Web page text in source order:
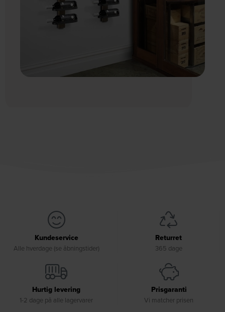
Kundeservice
Alle hverdage (se åbningstider)
Returret
365 dage
Hurtig levering
1-2 dage på alle lagervarer
Prisgaranti
Vi matcher prisen